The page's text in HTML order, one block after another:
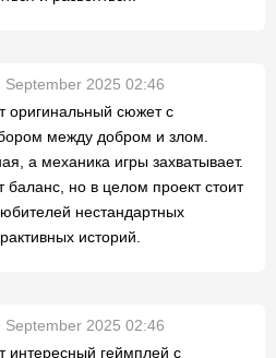
September 2025 02:46
оригинальный сюжет с
между добром и злом.
а механика игры захватывает.
баланс, но в целом проект стоит
нестандартных
историй.
September 2025 02:46
интересный геймплей с